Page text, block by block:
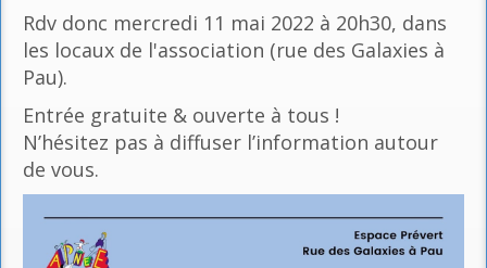
Rdv donc mercredi 11 mai 2022 à 20h30, dans
les locaux de l'association (rue des Galaxies à
Pau).
Entrée gratuite & ouverte à tous !
N’hésitez pas à diffuser l’information autour
de vous.